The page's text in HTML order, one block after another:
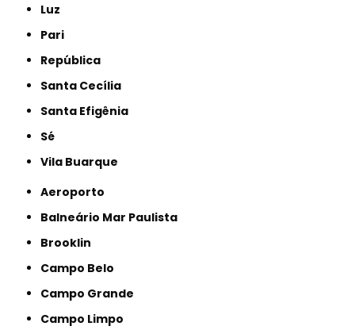
Luz
Pari
República
Santa Cecília
Santa Efigênia
Sé
Vila Buarque
Aeroporto
Balneário Mar Paulista
Brooklin
Campo Belo
Campo Grande
Campo Limpo